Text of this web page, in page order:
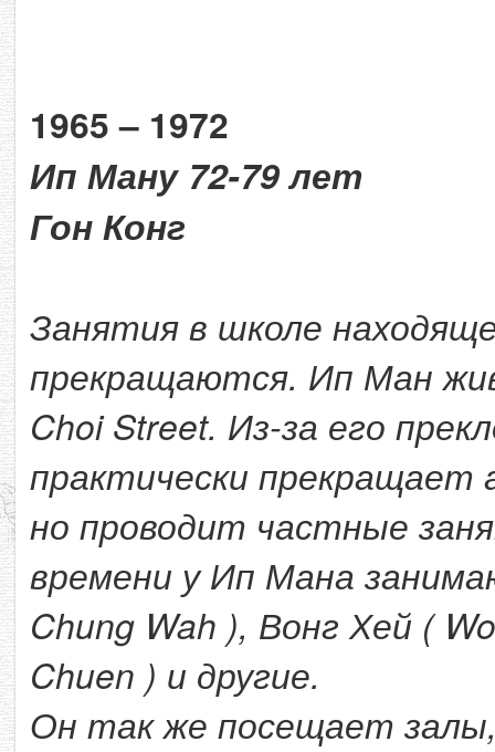
1965 – 1972
Ип Ману 72-79 лет
Гон Конг
Занятия в школе
прекращаются. Ип Ман
Choi Street. Из-за его
практически прекращает
но проводит частные
времени у Ип Мана
Chung Wah ), Вонг Хей (
Chuen ) и другие.
Он так же посещает